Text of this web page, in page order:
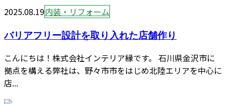
2025.08.19内装・リフォーム
バリアフリー設計を取り入れた店舗作り
こんにちは！株式会社インテリア縁です。 石川県金沢市に
拠点を構える弊社は、野々市市をはじめ北陸エリアを中心に
店...